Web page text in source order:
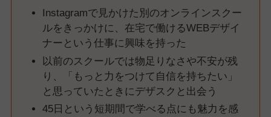
Instagramで見かけた別のオンラインスクー
ルをきっかけに、在宅で働けるWEBデザイ
ナーという仕事に興味を持った
以前のスクールでは物足りなさや不安が残
り、「もっと力をつけて自信を持ちたい」
と思っていたときにデザスクと出会う
45日という短期間で学べる点にも魅力を感